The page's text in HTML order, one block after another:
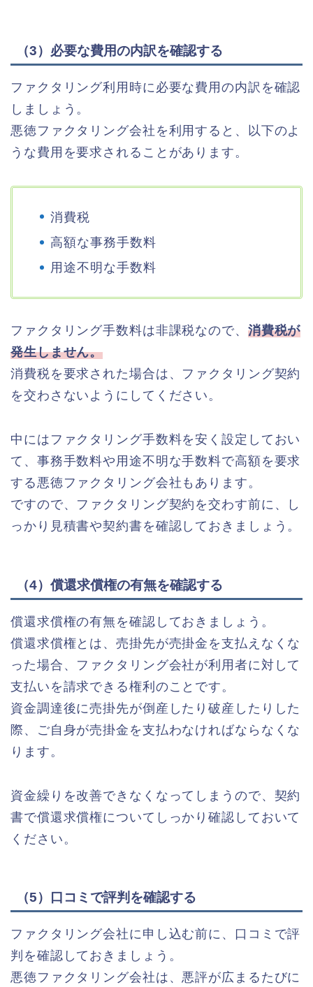
（3）必要な費用の内訳を確認する
ファクタリング利用時に必要な費用の内訳を確認
しましょう。
悪徳ファクタリング会社を利用すると、以下のよ
うな費用を要求されることがあります。
消費税
高額な事務手数料
用途不明な手数料
ファクタリング手数料は非課税なので、 消費税が
発生しません。
消費税を要求された場合は、ファクタリング契約
を交わさないようにしてください。
中にはファクタリング手数料を安く設定しておい
て、事務手数料や用途不明な手数料で高額を要求
する悪徳ファクタリング会社もあります。
ですので、ファクタリング契約を交わす前に、し
っかり見積書や契約書を確認しておきましょう。
（4）償還求償権の有無を確認する
償還求償権の有無を確認しておきましょう。
償還求償権とは、売掛先が売掛金を支払えなくな
った場合、ファクタリング会社が利用者に対して
支払いを請求できる権利のことです。
資金調達後に売掛先が倒産したり破産したりした
際、ご自身が売掛金を支払わなければならなくな
ります。
資金繰りを改善できなくなってしまうので、契約
書で償還求償権についてしっかり確認しておいて
ください。
（5）口コミで評判を確認する
ファクタリング会社に申し込む前に、口コミで評
判を確認しておきましょう。
悪徳ファクタリング会社は、悪評が広まるたびに